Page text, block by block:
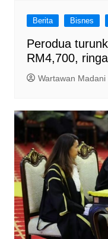
Berita Bisnes
Perodua
RM4,700,
Wartawan Madani